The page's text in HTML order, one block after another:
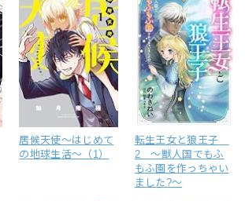
居候天使～はじめて
の地球生活～（1）
転生王女と狼王子
2 ～獣人国でもふ
もふ園を作っちゃい
ました?～